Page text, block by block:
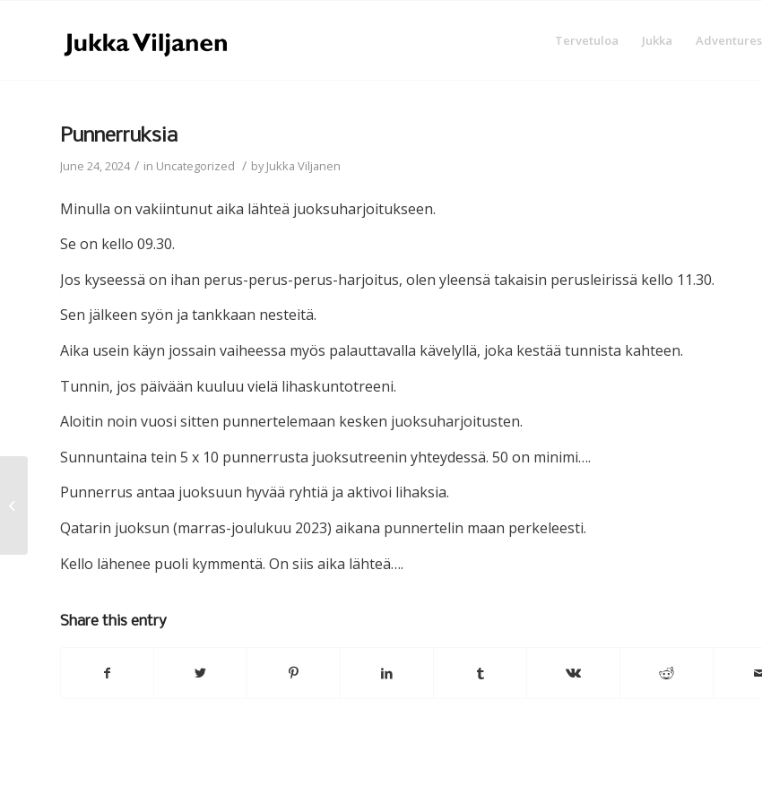
Tervetuloa Jukka Adventures
Punnerruksia
June 24, 2024 / in Uncategorized / byJukka Viljanen
Minulla on vakiintunut aika lähteä juoksuharjoitukseen.
Se on kello 09.30.
Jos kyseessä on ihan perus-perus-perus-harjoitus, olen yleensä takaisin perusleirissä kello 11.30.
Sen jälkeen syön ja tankkaan nesteitä.
Aika usein käyn jossain vaiheessa myös palauttavalla kävelyllä, joka kestää tunnista kahteen.
Tunnin, jos päivään kuuluu vielä lihaskuntotreeni.
Aloitin noin vuosi sitten punnertelemaan kesken juoksuharjoitusten.
Sunnuntaina tein 5 x 10 punnerrusta juoksutreenin yhteydessä. 50 on minimi….
Punnerrus antaa juoksuun hyvää ryhtiä ja aktivoi lihaksia.
Qatarin juoksun (marras-joulukuu 2023) aikana punnertelin maan perkeleesti.
Kello lähenee puoli kymmentä. On siis aika lähteä….
Share this entry